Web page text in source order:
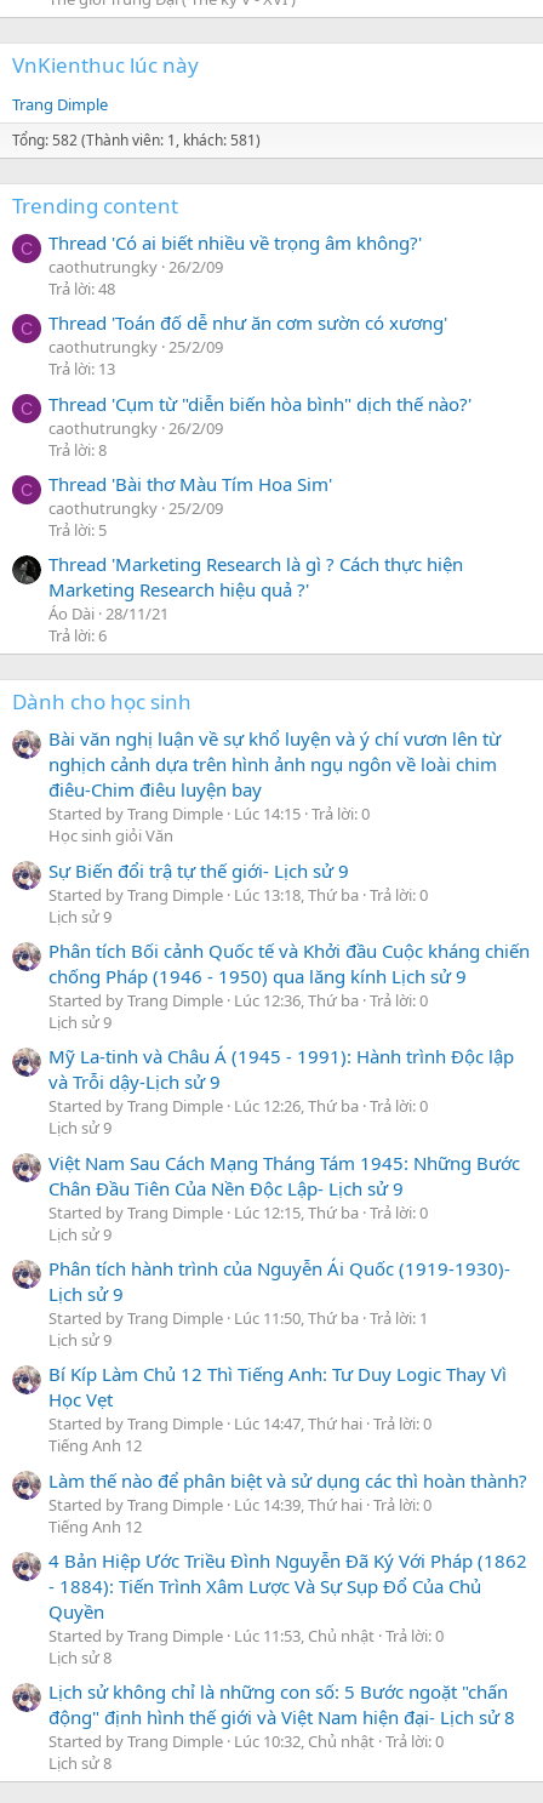
VnKienthuc lúc này
Trang Dimple
Tổng: 582 (Thành viên: 1, khách: 581)
Trending content
C Thread 'Có ai biết nhiều về trọng âm không?'
caothutrungky 26/2/09
Trả lời: 48
C Thread 'Toán đố dễ như ăn cơm sườn có xương'
caothutrungky 25/2/09
Trả lời: 13
C Thread 'Cụm từ "diễn biến hòa bình" dịch thế nào?'
caothutrungky 26/2/09
Trả lời: 8
C Thread 'Bài thơ Màu Tím Hoa Sim'
caothutrungky 25/2/09
Trả lời: 5
Thread 'Marketing Research là gì ? Cách thực hiện
Marketing Research hiệu quả ?'
Áo Dài 28/11/21
Trả lời: 6
Dành cho học sinh
Bài văn nghị luận về sự khổ luyện và ý chí vươn lên từ
nghịch cảnh dựa trên hình ảnh ngụ ngôn về loài chim
điêu-Chim điêu luyện bay
Started by Trang Dimple Lúc 14:15 Trả lời: 0
Học sinh giỏi Văn
Sự Biến đổi trậ tự thế giới- Lịch sử 9
Started by Trang Dimple Lúc 13:18, Thứ ba Trả lời: 0
Lịch sử 9
Phân tích Bối cảnh Quốc tế và Khởi đầu Cuộc kháng chiến
chống Pháp (1946 - 1950) qua lăng kính Lịch sử 9
Started by Trang Dimple Lúc 12:36, Thứ ba Trả lời: 0
Lịch sử 9
Mỹ La-tinh và Châu Á (1945 - 1991): Hành trình Độc lập
và Trỗi dậy-Lịch sử 9
Started by Trang Dimple Lúc 12:26, Thứ ba Trả lời: 0
Lịch sử 9
Việt Nam Sau Cách Mạng Tháng Tám 1945: Những Bước
Chân Đầu Tiên Của Nền Độc Lập- Lịch sử 9
Started by Trang Dimple Lúc 12:15, Thứ ba Trả lời: 0
Lịch sử 9
Phân tích hành trình của Nguyễn Ái Quốc (1919-1930)-
Lịch sử 9
Started by Trang Dimple Lúc 11:50, Thứ ba Trả lời: 1
Lịch sử 9
Bí Kíp Làm Chủ 12 Thì Tiếng Anh: Tư Duy Logic Thay Vì
Học Vẹt
Started by Trang Dimple Lúc 14:47, Thứ hai Trả lời: 0
Tiếng Anh 12
Làm thế nào để phân biệt và sử dụng các thì hoàn thành?
Started by Trang Dimple Lúc 14:39, Thứ hai Trả lời: 0
Tiếng Anh 12
4 Bản Hiệp Ước Triều Đình Nguyễn Đã Ký Với Pháp (1862
- 1884): Tiến Trình Xâm Lược Và Sự Sụp Đổ Của Chủ
Quyền
Started by Trang Dimple Lúc 11:53, Chủ nhật Trả lời: 0
Lịch sử 8
Lịch sử không chỉ là những con số: 5 Bước ngoặt "chấn
động" định hình thế giới và Việt Nam hiện đại- Lịch sử 8
Started by Trang Dimple Lúc 10:32, Chủ nhật Trả lời: 0
Lịch sử 8